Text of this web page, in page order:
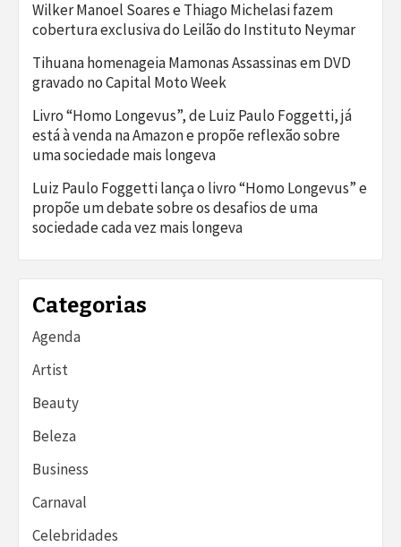
Wilker Manoel Soares e Thiago Michelasi fazem
cobertura exclusiva do Leilão do Instituto Neymar
Tihuana homenageia Mamonas Assassinas em DVD
gravado no Capital Moto Week
Livro “Homo Longevus”, de Luiz Paulo Foggetti, já
está à venda na Amazon e propõe reflexão sobre
uma sociedade mais longeva
Luiz Paulo Foggetti lança o livro “Homo Longevus” e
propõe um debate sobre os desafios de uma
sociedade cada vez mais longeva
Categorias
Agenda
Artist
Beauty
Beleza
Business
Carnaval
Celebridades